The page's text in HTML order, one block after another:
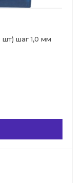
шт) шаг 1,0 мм